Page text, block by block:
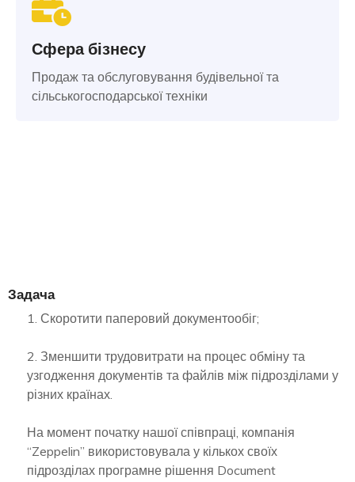
Сфера бізнесу
Продаж та обслуговування будівельної та
сільськогосподарської техніки
Задача
1. Скоротити паперовий документообіг;
2. Зменшити трудовитрати на процес обміну та
узгодження документів та файлів між підрозділами у
різних країнах.
На момент початку нашої співпраці, компанія
“Zeppelin” використовувала у кількох своїх
підрозділах програмне рішення Document